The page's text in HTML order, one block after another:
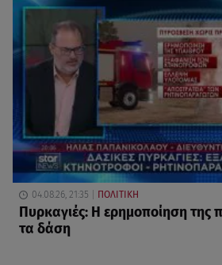
04.08.26, 21:35 ΠΟΛΙΤΙΚΗ
Πυρκαγιές: Η ερημοποίηση της
τα δάση